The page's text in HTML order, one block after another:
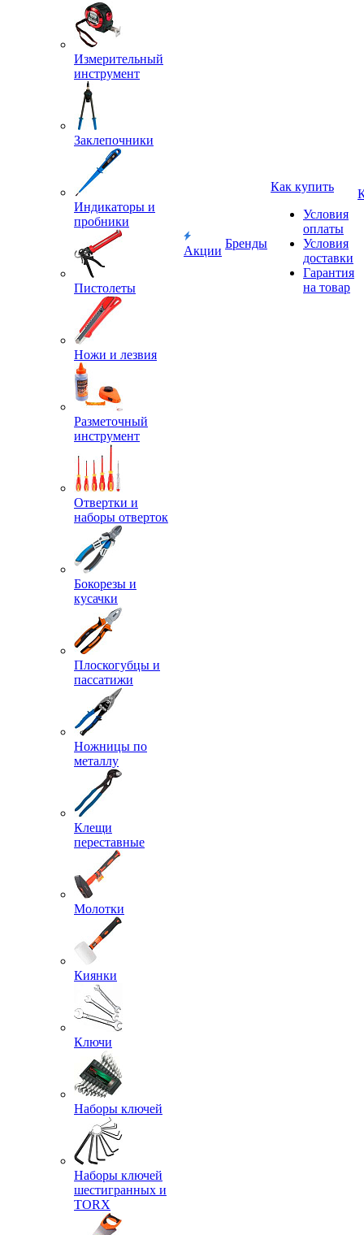
Измерительный
инструмент
Заклепочники
Индикаторы и
пробники
Пистолеты
Ножи и лезвия
Разметочный
инструмент
Отвертки и
наборы отверток
Бокорезы и
кусачки
Плоскогубцы и
пассатижи
Ножницы по
металлу
Клещи
переставные
Молотки
Киянки
Ключи
Наборы ключей
Наборы ключей
шестигранных и
TORX
Акции
Бренды
Как купить
Условия
оплаты
Условия
доставки
Гарантия
на товар